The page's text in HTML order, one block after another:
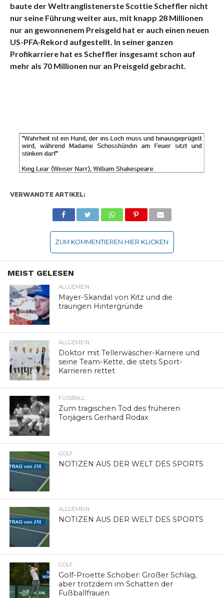
baute der Weltranglistenerste Scottie Scheffler nicht
nur seine Führung weiter aus, mit knapp 28 Millionen
nur an gewonnenem Preisgeld hat er auch einen neuen
US-PFA-Rekord aufgestellt. In seiner ganzen
Profikarriere hat es Scheffler insgesamt schon auf
mehr als 70 Millionen nur an Preisgeld gebracht.
VERWANDTE ARTIKEL:
ZUM KOMMENTIEREN HIER KLICKEN
MEIST GELESEN
ALLGEMEIN
Mayer-Skandal von Kitz und die
traurigen Hintergründe
ALLGEMEIN
Doktor mit Tellerwäscher-Karriere und
seine Team-Kette, die stets Sport-
Karrieren rettet
FUSSBALL
Zum tragischen Tod des früheren
Torjägers Gerhard Rodax
GOLF
NOTIZEN AUS DER WELT DES SPORTS
ALLGEMEIN
NOTIZEN AUS DER WELT DES SPORTS
GOLF
Golf-Proette Schober: Großer Schlag,
aber trotzdem im Schatten der
Fußballfrauen